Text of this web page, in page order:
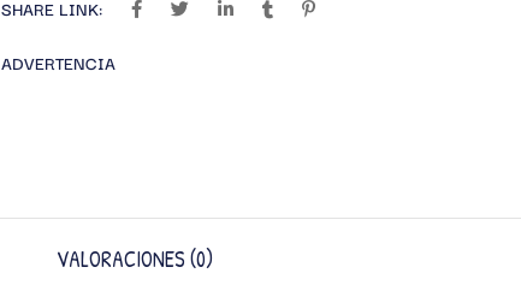
SHARE LINK:
ADVERTENCIA
VALORACIONES (0)